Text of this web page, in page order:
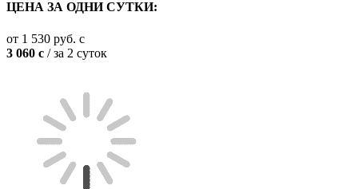
ЦЕНА ЗА ОДНИ СУТКИ:
от 1 530 руб. c
3 060 c / за 2 суток